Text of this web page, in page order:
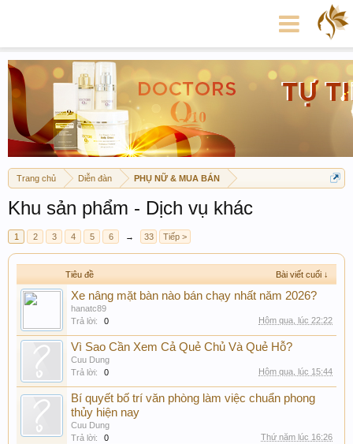
Trang chủ Diễn đàn PHỤ NỮ & MUA BÁN
Khu sản phẩm - Dịch vụ khác
1 2 3 4 5 6 → 33 Tiếp >
Tiêu đề Bài viết cuối ↓
Xe nâng mặt bàn nào bán chạy nhất năm 2026?
hanatc89
Trả lời:
0 Hôm qua, lúc 22:22
Vì Sao Cần Xem Cả Quẻ Chủ Và Quẻ Hỗ?
Cuu Dung
Trả lời:
0 Hôm qua, lúc 15:44
Bí quyết bố trí văn phòng làm việc chuẩn phong
thủy hiện nay
Cuu Dung
Trả lời:
0 Thứ năm lúc 16:26